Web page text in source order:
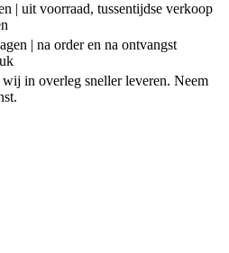
| uit voorraad, tussentijdse verkoop
| na order en na ontvangst
in overleg sneller leveren. Neem